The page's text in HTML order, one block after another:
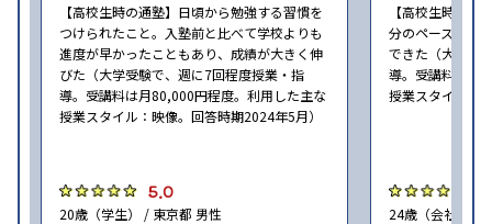
【高校生時の通塾】日頃から勉強する習慣を
つけられたこと。入塾前と比べて学校よりも
進度が早かったこともあり、成績が大きく伸
びた（大学受験で、週に7回程度授業・指
導。受講料は月80,000円程度。利用した主な
授業スタイル：映像。回答時期2024年5月）
5.0
20歳（学生） / 東京都 男性
【高校生時の通
分のペースで進
できた（大学受
導。受講料は月
授業スタイル：
24歳（会社員<